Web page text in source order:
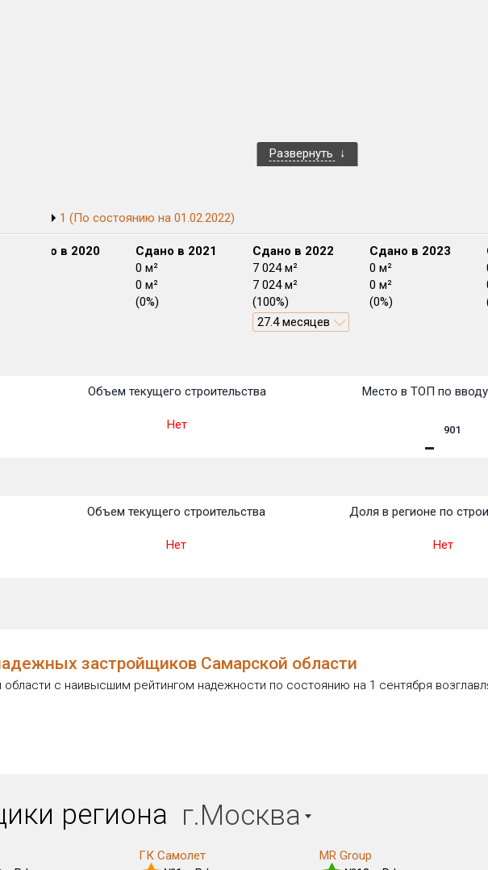
Развернуть
1 (По состоянию на 01.02.2022)
Сдано в 2020
Сдано в 2021
0 м²
0 м²
(0%)
Сдано в 2022
7 024 м²
7 024 м²
(100%)
27.4 месяцев
Сдано в 2023
0 м²
0 м²
(0%)
Объем текущего строительства
Нет
Место в ТОП по
901
Объем текущего строительства
Нет
Доля в регионе по
Нет
застройщиков Самарской области
с наивысшим рейтингом надежности по состоянию на 1 сентября
региона г.Москва
ГК Самолет MR Group